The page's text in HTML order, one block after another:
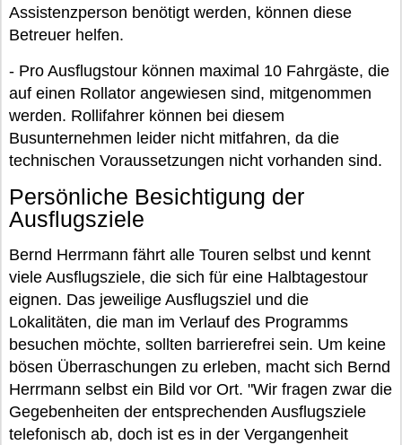
Assistenzperson benötigt werden, können diese
Betreuer helfen.
- Pro Ausflugstour können maximal 10 Fahrgäste, die
auf einen Rollator angewiesen sind, mitgenommen
werden. Rollifahrer können bei diesem
Busunternehmen leider nicht mitfahren, da die
technischen Voraussetzungen nicht vorhanden sind.
Persönliche Besichtigung der
Ausflugsziele
Bernd Herrmann fährt alle Touren selbst und kennt
viele Ausflugsziele, die sich für eine Halbtagestour
eignen. Das jeweilige Ausflugsziel und die
Lokalitäten, die man im Verlauf des Programms
besuchen möchte, sollten barrierefrei sein. Um keine
bösen Überraschungen zu erleben, macht sich Bernd
Herrmann selbst ein Bild vor Ort. "Wir fragen zwar die
Gegebenheiten der entsprechenden Ausflugsziele
telefonisch ab, doch ist es in der Vergangenheit